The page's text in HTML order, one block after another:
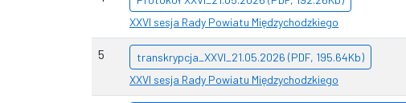
XXVI sesja Rady Powiatu Międzychodzkiego
5
transkrypcja_XXVI_21.05.2026 (PDF, 195.64Kb)
XXVI sesja Rady Powiatu Międzychodzkiego